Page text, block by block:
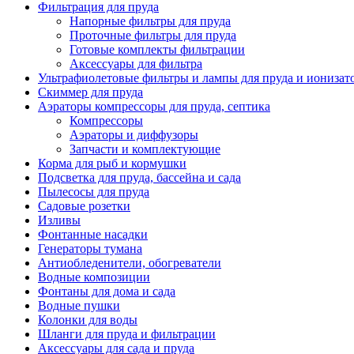
Фильтрация для пруда
Напорные фильтры для пруда
Проточные фильтры для пруда
Готовые комплекты фильтрации
Аксессуары для фильтра
Ультрафиолетовые фильтры и лампы для пруда и
Скиммер для пруда
Аэраторы компрессоры для пруда, септика
Компрессоры
Аэраторы и диффузоры
Запчасти и комплектующие
Корма для рыб и кормушки
Подсветка для пруда, бассейна и сада
Пылесосы для пруда
Садовые розетки
Изливы
Фонтанные насадки
Генераторы тумана
Антиобледенители, обогреватели
Водные композиции
Фонтаны для дома и сада
Водные пушки
Колонки для воды
Шланги для пруда и фильтрации
Аксессуары для сада и пруда